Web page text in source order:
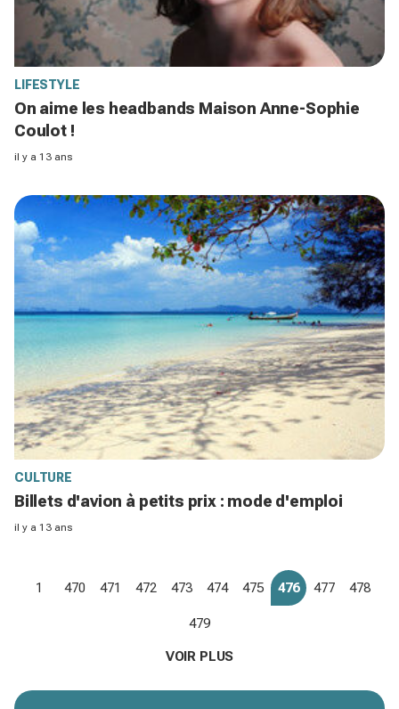
LIFESTYLE
On aime les headbands Maison Anne-Sophie
Coulot !
il y a 13 ans
CULTURE
Billets d'avion à petits prix : mode d'emploi
il y a 13 ans
1 470 471 472 473 474 475 476 477 478
479
VOIR PLUS